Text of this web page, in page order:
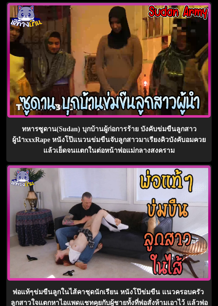
ทหารซูดาน(Sudan) บุกบ้านผู้ก่อการร้าย บังคับข่มขืนลูกสาว
ผู้นำxxxRape หนังโป๊แนวนข่มขืนจับลูกสาวมาเรียงคิวบังคับอมควย
แล้วเย็ดจนแตกในต่อหน้าพ่อแม่กลางสงคราม
พ่อแท้ๆข่มขืนลูกในไส้คาชุดนักเรียน หนังโป๊ข่มขืน แนวครอบครัว
ลูกสาวใจแตกหาไอแพดแชทคุยกับผู้ชายทั้งที่พ่อสั่งห้ามเอาไว้ แล้วพ่อ